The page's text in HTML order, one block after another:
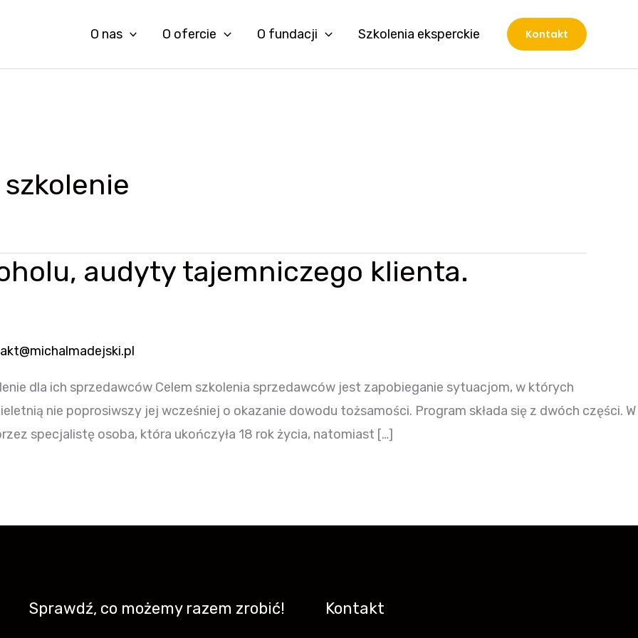
O nas O ofercie O fundacji Szkolenia eksperckie Kontakt
audyty tajemniczego klienta.
dla ich sprzedawców Celem szkolenia sprzedawców jest zapobieganie sytuacjom, w których
nie poprosiwszy jej wcześniej o okazanie dowodu tożsamości. Program składa się z dwóch części. W
specjalistę osoba, która ukończyła 18 rok życia, natomiast […]
Sprawdź, co możemy razem zrobić! Kontakt